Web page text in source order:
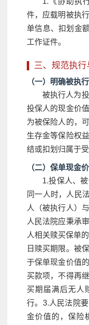
件，应载明被执
单信息、扣划金
工作证件。
三、规范执
（一）明确被执
被执行人为
投保人的现金价
为被保险人的，
生存金等保险权
结或扣划归属于
（二）保单现金
1.投保人、
同一人时，人民
人（被执行人）
人民法院应秉承
人相关赎买保单
日赎买期限。被
于保单现金价值
买款项，不得再
买期届满后无人
行。3.人民法院
金价值的，保险